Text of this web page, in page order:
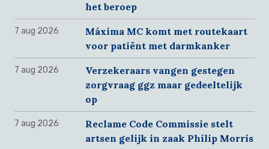
het beroep
7 aug 2026
Máxima MC komt met routekaart
voor patiënt met darmkanker
7 aug 2026
Verzekeraars vangen gestegen
zorgvraag ggz maar gedeeltelijk
op
7 aug 2026
Reclame Code Commissie stelt
artsen gelijk in zaak Philip Morris